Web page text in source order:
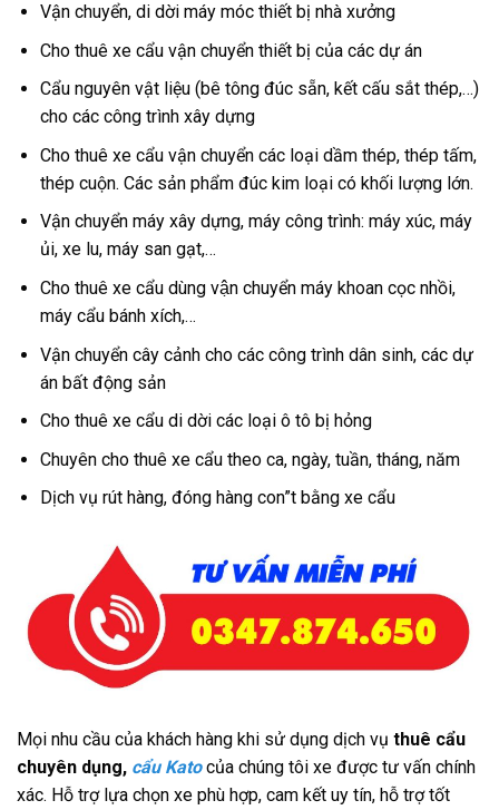
Vận chuyển, di dời máy móc thiết bị nhà xưởng
Cho thuê xe cẩu vận chuyển thiết bị của các dự án
Cẩu nguyên vật liệu (bê tông đúc sẵn, kết cấu sắt thép,…)
cho các công trình xây dựng
Cho thuê xe cẩu vận chuyển các loại dầm thép, thép tấm,
thép cuộn. Các sản phẩm đúc kim loại có khối lượng lớn.
Vận chuyển máy xây dựng, máy công trình: máy xúc, máy
ủi, xe lu, máy san gạt,…
Cho thuê xe cẩu dùng vận chuyển máy khoan cọc nhồi,
máy cẩu bánh xích,…
Vận chuyển cây cảnh cho các công trình dân sinh, các dự
án bất động sản
Cho thuê xe cẩu di dời các loại ô tô bị hỏng
Chuyên cho thuê xe cẩu theo ca, ngày, tuần, tháng, năm
Dịch vụ rút hàng, đóng hàng con”t bằng xe cẩu
Mọi nhu cầu của khách hàng khi sử dụng dịch vụ thuê cẩu
chuyên dụng, cẩu Kato của chúng tôi xe được tư vấn chính
xác. Hỗ trợ lựa chọn xe phù hợp, cam kết uy tín, hỗ trợ tốt